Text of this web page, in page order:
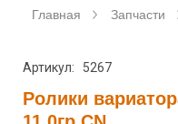
Главная Запчасти
Артикул: 5267
Ролики